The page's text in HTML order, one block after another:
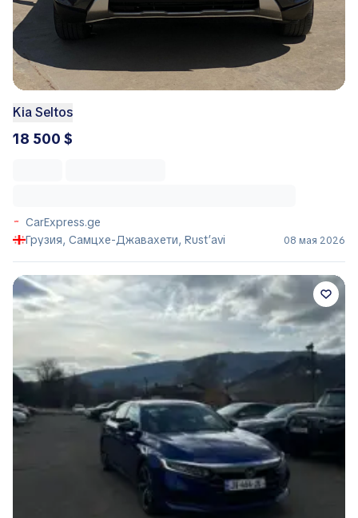
Kia Seltos
18 500 $
CarExpress.ge
Грузия, Самцхе-Джавахети, Rust’avi
08 мая 2026